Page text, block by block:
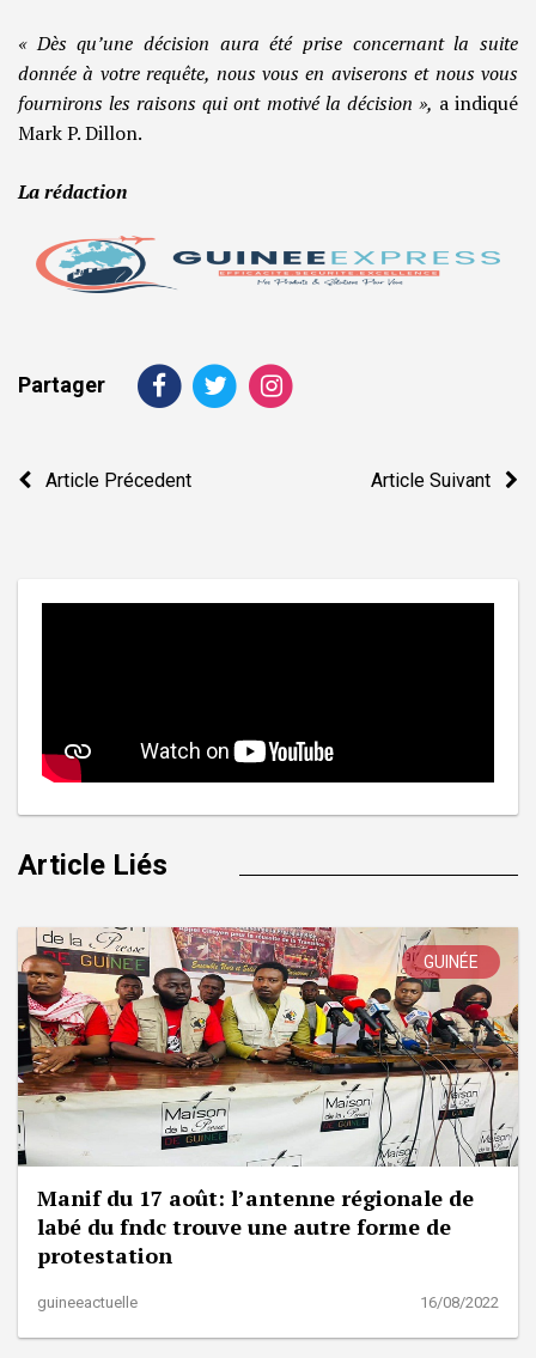
« Dès qu’une décision aura été prise concernant la suite
donnée à votre requête, nous vous en aviserons et nous vous
fournirons les raisons qui ont motivé la décision », a indiqué
Mark P. Dillon.
La rédaction
Partager
Navigation
Article Précedent Article Suivant
Article Liés
GUINÉE
Manif du 17 août: l’antenne régionale de
labé du fndc trouve une autre forme de
protestation
guineeactuelle 16/08/2022